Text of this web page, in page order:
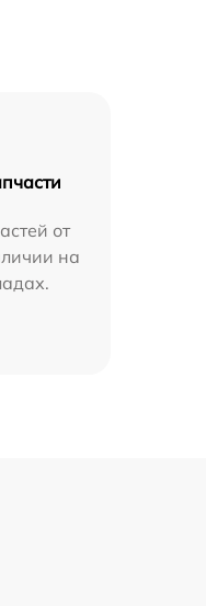
от
на